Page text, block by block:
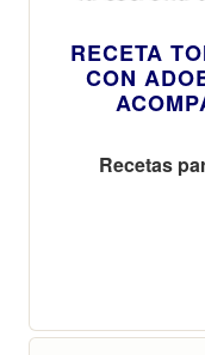
RECETA
CON
Recetas